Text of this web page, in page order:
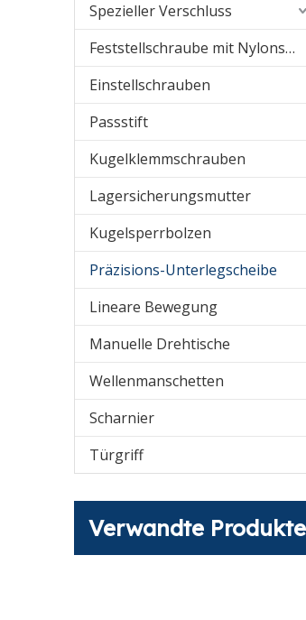
Spezieller Verschluss
Feststellschraube mit Nylonspitze
Einstellschrauben
Passstift
Kugelklemmschrauben
Lagersicherungsmutter
Kugelsperrbolzen
Präzisions-Unterlegscheibe
Lineare Bewegung
Manuelle Drehtische
Wellenmanschetten
Scharnier
Türgriff
Verwandte Produkte